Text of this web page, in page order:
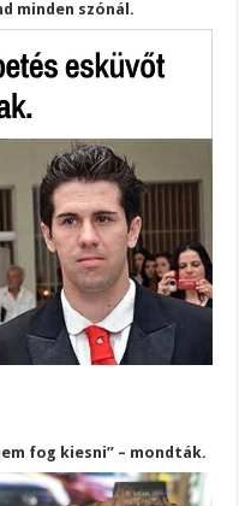
minden szónál.
fog kiesni” – mondták.